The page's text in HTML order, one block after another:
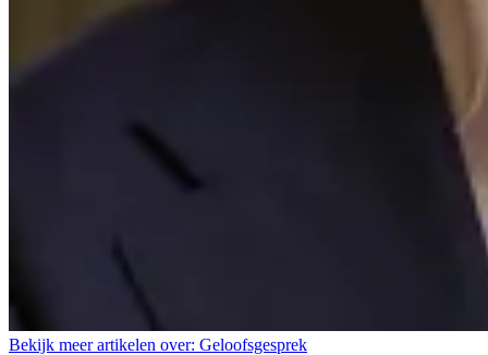
Bekijk meer artikelen over: Geloofsgesprek